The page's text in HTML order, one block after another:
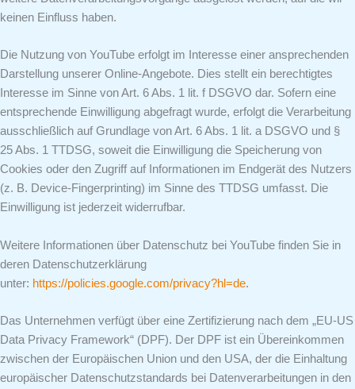
keinen Einfluss haben.
Die Nutzung von YouTube erfolgt im Interesse einer ansprechenden
Darstellung unserer Online-Angebote. Dies stellt ein berechtigtes
Interesse im Sinne von Art. 6 Abs. 1 lit. f DSGVO dar. Sofern eine
entsprechende Einwilligung abgefragt wurde, erfolgt die Verarbeitung
ausschließlich auf Grundlage von Art. 6 Abs. 1 lit. a DSGVO und §
25 Abs. 1 TTDSG, soweit die Einwilligung die Speicherung von
Cookies oder den Zugriff auf Informationen im Endgerät des Nutzers
(z. B. Device-Fingerprinting) im Sinne des TTDSG umfasst. Die
Einwilligung ist jederzeit widerrufbar.
Weitere Informationen über Datenschutz bei YouTube finden Sie in
deren Datenschutzerklärung
unter: https://policies.google.com/privacy?hl=de.
Das Unternehmen verfügt über eine Zertifizierung nach dem „EU-US
Data Privacy Framework“ (DPF). Der DPF ist ein Übereinkommen
zwischen der Europäischen Union und den USA, der die Einhaltung
europäischer Datenschutzstandards bei Datenverarbeitungen in den